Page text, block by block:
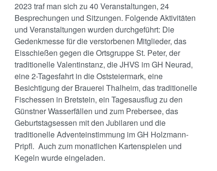
2023 traf man sich zu 40 Veranstaltungen, 24
Besprechungen und Sitzungen. Folgende Aktivitäten
und Veranstaltungen wurden durchgeführt: Die
Gedenkmesse für die verstorbenen Mitglieder, das
Eisschießen gegen die Ortsgruppe St. Peter, der
traditionelle Valentinstanz, die JHVS im GH Neurad,
eine 2-Tagesfahrt in die Oststeiermark, eine
Besichtigung der Brauerei Thalheim, das traditionelle
Fischessen in Bretstein, ein Tagesausflug zu den
Günstner Wasserfällen und zum Prebersee, das
Geburtstagsessen mit den Jubilaren und die
traditionelle Adventeinstimmung im GH Holzmann-
Pripfl. Auch zum monatlichen Kartenspielen und
Kegeln wurde eingeladen.